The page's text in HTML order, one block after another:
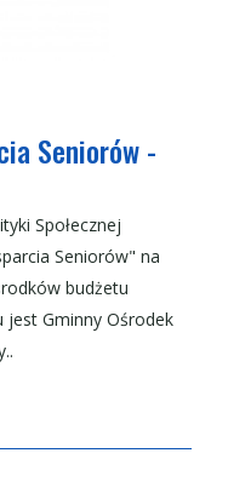
Seniorów -
Społecznej
Seniorów" na
budżetu
jest Gminny Ośrodek